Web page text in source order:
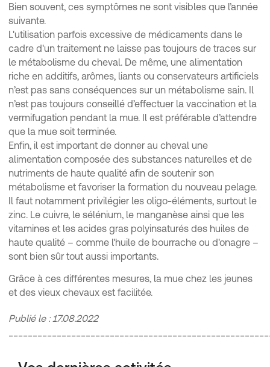
Bien souvent, ces symptômes ne sont visibles que l’année
suivante.
L'utilisation parfois excessive de médicaments dans le
cadre d'un traitement ne laisse pas toujours de traces sur
le métabolisme du cheval. De même, une alimentation
riche en additifs, arômes, liants ou conservateurs artificiels
n’est pas sans conséquences sur un métabolisme sain. Il
n’est pas toujours conseillé d’effectuer la vaccination et la
vermifugation pendant la mue. Il est préférable d’attendre
que la mue soit terminée.
Enfin, il est important de donner au cheval une
alimentation composée des substances naturelles et de
nutriments de haute qualité afin de soutenir son
métabolisme et favoriser la formation du nouveau pelage.
Il faut notamment privilégier les oligo-éléments, surtout le
zinc. Le cuivre, le sélénium, le manganèse ainsi que les
vitamines et les acides gras polyinsaturés des huiles de
haute qualité – comme l'huile de bourrache ou d'onagre –
sont bien sûr tout aussi importants.
Grâce à ces différentes mesures, la mue chez les jeunes
et des vieux chevaux est facilitée.
Publié le : 17.08.2022